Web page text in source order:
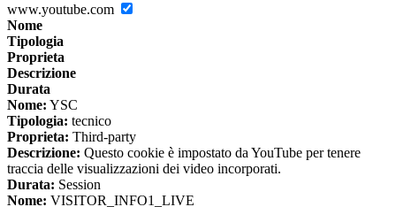
www.youtube.com
Nome
Tipologia
Proprieta
Descrizione
Durata
Nome: YSC
Tipologia: tecnico
Proprieta: Third-party
Descrizione: Questo cookie è impostato da YouTube per tenere
traccia delle visualizzazioni dei video incorporati.
Durata: Session
Nome: VISITOR_INFO1_LIVE